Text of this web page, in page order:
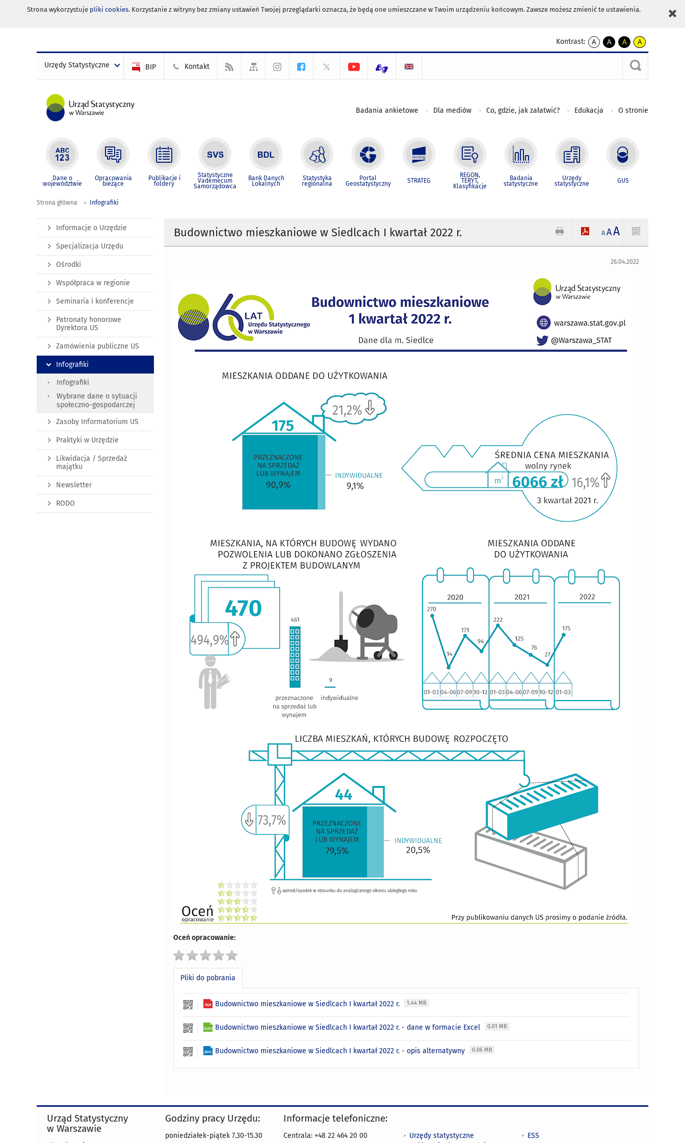
Strona wykorzystuje pliki cookies. Korzystanie z witryny bez zmiany ustawień Twojej przeglądarki oznacza, że będą one umieszczane w Twoim urządzeniu końcowym. Zawsze możesz zmienić te ustawienia.
Kontrast:
A
kontrast
A
kontrast
czarnym
A
kontrast
żółty
tekst
czarnym
A
kontrast
czarny
tekst
żółtym
Urzędy Statystyczne BIP Kontakt
Badania ankietowe Dla mediów Co, gdzie, jak załatwić? Edukacja O stronie
Dane o
województwie
Opracowania
bieżące
Publikacje i
foldery
Statystyczne
Vademecum
Samorządowca
Bank Danych
Lokalnych
Statystyka
regionalna
Portal
Geostatystyczny STRATEG
REGON,
TERYT,
Klasyfikacje
Badania
statystyczne
Urzędy
statystyczne GUS
Strona główna Infografiki
Budownictwo mieszkaniowe w Siedlcach I kwartał 2022 r. A AA
26.04.2022
Oceń opracowanie:
Pliki do pobrania
Budownictwo mieszkaniowe w Siedlcach I kwartał 2022 r. 1.44 MB
Budownictwo mieszkaniowe w Siedlcach I kwartał 2022 r. - dane w formacie Excel 0.01 MB
Budownictwo mieszkaniowe w Siedlcach I kwartał 2022 r. - opis alternatywny 0.06 MB
Informacje o Urzędzie
Specjalizacja Urzędu
Ośrodki
Współpraca w regionie
Seminaria i konferencje
Patronaty honorowe
Dyrektora US
Zamówienia publiczne US
Infografiki
Infografiki
Wybrane dane o sytuacji
społeczno-gospodarczej
Zasoby Informatorium US
Praktyki w Urzędzie
Likwidacja / Sprzedaż
majątku
Newsletter
RODO
Urząd Statystyczny
w Warszawie
Godziny pracy Urzędu:
poniedziałek-piątek 7.30-15.30
Informacje telefoniczne:
Centrala: +48 22 464 20 00
Urzędy statystyczne
ESS